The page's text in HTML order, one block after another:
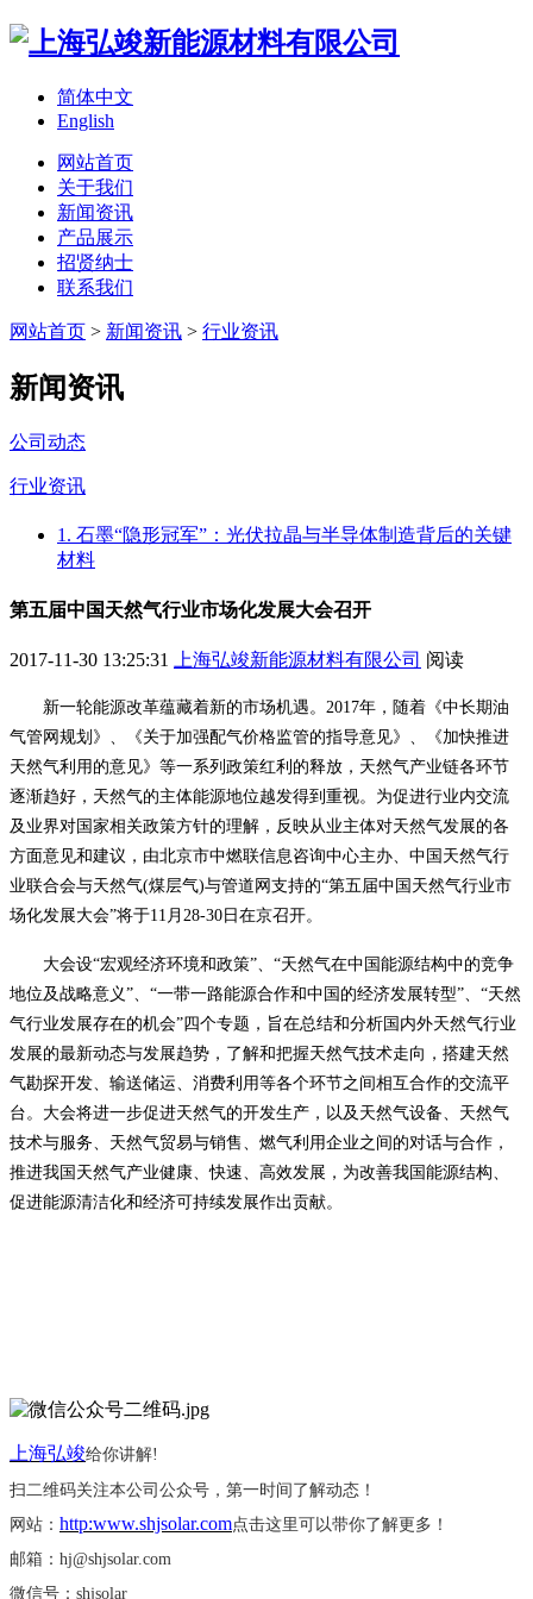
简体中文
English
网站首页
关于我们
新闻资讯
产品展示
招贤纳士
联系我们
网站首页 > 新闻资讯 > 行业资讯
新闻资讯
公司动态
行业资讯
1. 石墨“隐形冠军”：光伏拉晶与半导体制造背后的关键
材料
第五届中国天然气行业市场化发展大会召开
2017-11-30 13:25:31 上海弘竣新能源材料有限公司 阅读
新一轮能源改革蕴藏着新的市场机遇。 2017年，随着《中长期油
气管网规划》、《关于加强配气价格监管的指导意见》、《加快推进
天然气利用的意见》等一系列政策红利的释放，天然气产业链各环节
逐渐趋好，天然气的主体能源地位越发得到重视。为促进行业内交流
及业界对国家相关政策方针的理解，反映从业主体对天然气发展的各
方面意见和建议，由北京市中燃联信息咨询中心主办、中国天然气行
业联合会与天然气(煤层气)与管道网支持的“第五届中国天然气行业市
场化发展大会”将于11月28-30日在京召开。
大会设“宏观经济环境和政策”、“天然气在中国能源结构中的竞争
地位及战略意义”、“一带一路能源合作和中国的经济发展转型”、“天然
气行业发展存在的机会”四个专题，旨在总结和分析国内外天然气行业
发展的最新动态与发展趋势，了解和把握天然气技术走向，搭建天然
气勘探开发、输送储运、消费利用等各个环节之间相互合作的交流平
台。大会将进一步促进天然气的开发生产，以及天然气设备、天然气
技术与服务、天然气贸易与销售、燃气利用企业之间的对话与合作，
推进我国天然气产业健康、快速、高效发展，为改善我国能源结构、
促进能源清洁化和经济可持续发展作出贡献。
上海弘竣给你讲解!
扫二维码关注本公司公众号，第一时间了解动态！
网站： http:www.shjsolar.com点击这里可以带你了解更多！
邮箱： hj@shjsolar.com
微信号： shjsolar